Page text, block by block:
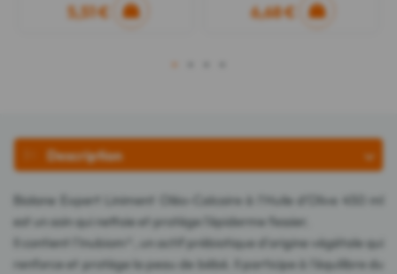
5,51 € 6,68 €
1
Description
Biolane Expert Liniment Oléo-Calcaire à l'Huile d'Olive 450 ml
est un soin qui nettoie et protège l'épiderme fessier.
Il contient l'Inubiom®, un actif prébiotique d'origine végétale qui
renforce et protège la peau de bébé. Il participe à l'équilibre du